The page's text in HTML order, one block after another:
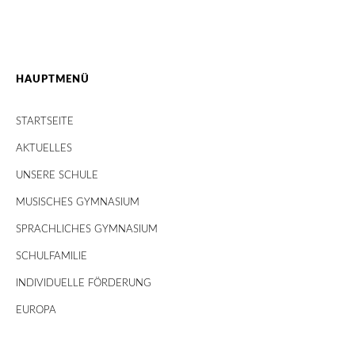
HAUPTMENÜ
STARTSEITE
AKTUELLES
UNSERE SCHULE
MUSISCHES GYMNASIUM
SPRACHLICHES GYMNASIUM
SCHULFAMILIE
INDIVIDUELLE FÖRDERUNG
EUROPA